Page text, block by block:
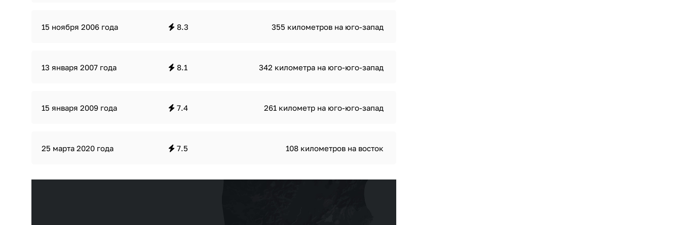
15 ноября 2006 года 8.3 355 километров на юго-запад
13 января 2007 года 8.1 342 километра на юго-юго-запад
15 января 2009 года 7.4 261 километр на юго-юго-запад
25 марта 2020 года 7.5 108 километров на восток